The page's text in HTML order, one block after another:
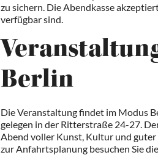
zu sichern. Die Abendkasse
verfügbar sind.
Berlin
Die Veranstaltung findet im Modus
gelegen in der Ritterstraße 24-27.
Abend voller Kunst, Kultur und
zur Anfahrtsplanung besuchen Sie die